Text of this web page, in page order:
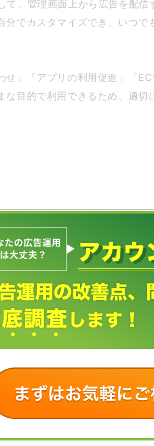
、管理画面上から広告を配信
でカスタマイズでき、いつで
せ」「アプリの利用促進」「
な目的で利用できるため、適切
せられます。
ワード検索した結果、表示され
示されるため、ニーズの高いタ